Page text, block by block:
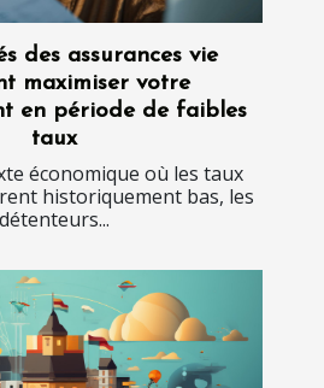
des assurances vie
maximiser votre
en période de faibles
taux
économique où les taux
historiquement bas, les
détenteurs...